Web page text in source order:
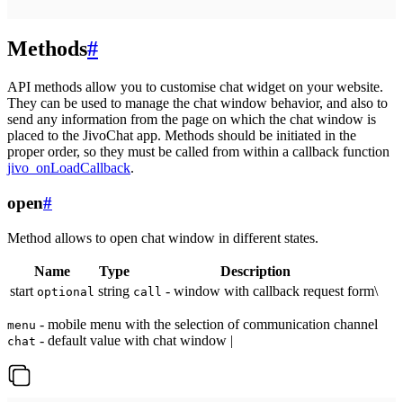
Methods#
API methods allow you to customise chat widget on your website.
They can be used to manage the chat window behavior, and also to
send any information from the page on which the chat window is
placed to the JivoChat app. Methods should be initiated in the
proper order, so they must be called from within a callback function
jivo_onLoadCallback.
open#
Method allows to open chat window in different states.
Name Type
Description
start optional string call - window with callback request form\
menu - mobile menu with the selection of communication channel
chat - default value with chat window |